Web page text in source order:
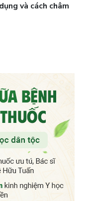
và cách châm